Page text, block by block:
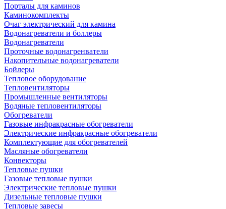
Порталы для каминов
Каминокомплекты
Очаг электрический для камина
Водонагреватели и боллеры
Водонагреватели
Проточные водонагренватели
Накопительные водонагреватели
Бойлеры
Тепловое оборудование
Тепловентиляторы
Промышленные вентиляторы
Водяные тепловентиляторы
Обогреватели
Газовые инфракрасные обогреватели
Электрические инфракрасные обогреватели
Комплектующие для обогревателей
Масляные обогреватели
Конвекторы
Тепловые пушки
Газовые тепловые пушки
Электрические тепловые пушки
Дизельные тепловые пушки
Тепловые завесы